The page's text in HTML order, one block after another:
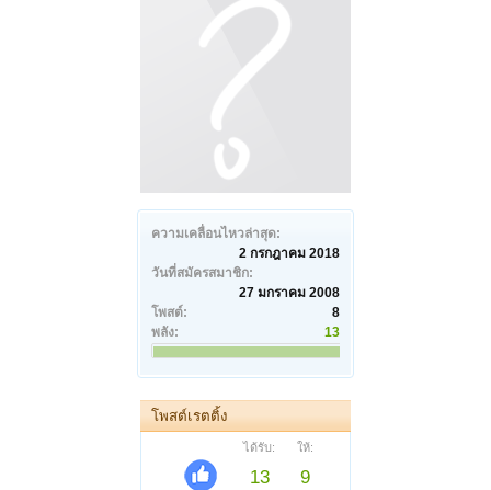
ความเคลื่อนไหวล่าสุด:
2 กรกฎาคม 2018
วันที่สมัครสมาชิก:
27 มกราคม 2008
โพสต์:
8
พลัง:
13
โพสต์เรตติ้ง
ได้รับ: ให้:
13
9